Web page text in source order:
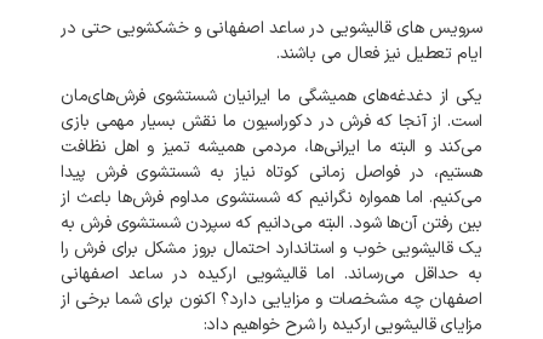
سرویس های قالیشویی در ساعد اصفهانی و خشکشویی حتی در
ایام تعطیل نیز فعال می باشند.
یکی از دغدغه‌های همیشگی ما ایرانیان شستشوی فرش‌های‌مان
است. از آنجا که فرش در دکوراسیون ما نقش بسیار مهمی بازی
می‌کند و البته ما ایرانی‌ها، مردمی همیشه تمیز و اهل نظافت
هستیم، در فواصل زمانی کوتاه نیاز به شستشوی فرش پیدا
می‌کنیم. اما همواره نگرانیم که شستشوی مداوم فرش‌ها باعث از
بین رفتن آن‌ها شود. البته می‌دانیم که سپردن شستشوی فرش به
یک قالیشویی خوب و استاندارد احتمال بروز مشکل برای فرش را
به‌ حداقل می‌رساند. اما قالیشویی ارکیده در ساعد اصفهانی
اصفهان چه مشخصات و مزایایی دارد؟ اکنون برای شما برخی از
مزایای قالیشویی ارکیده راشرح خواهیم داد: